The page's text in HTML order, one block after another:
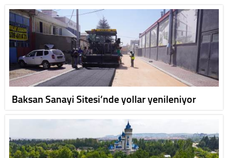
Baksan Sanayi Sitesi’nde yollar yenileniyor